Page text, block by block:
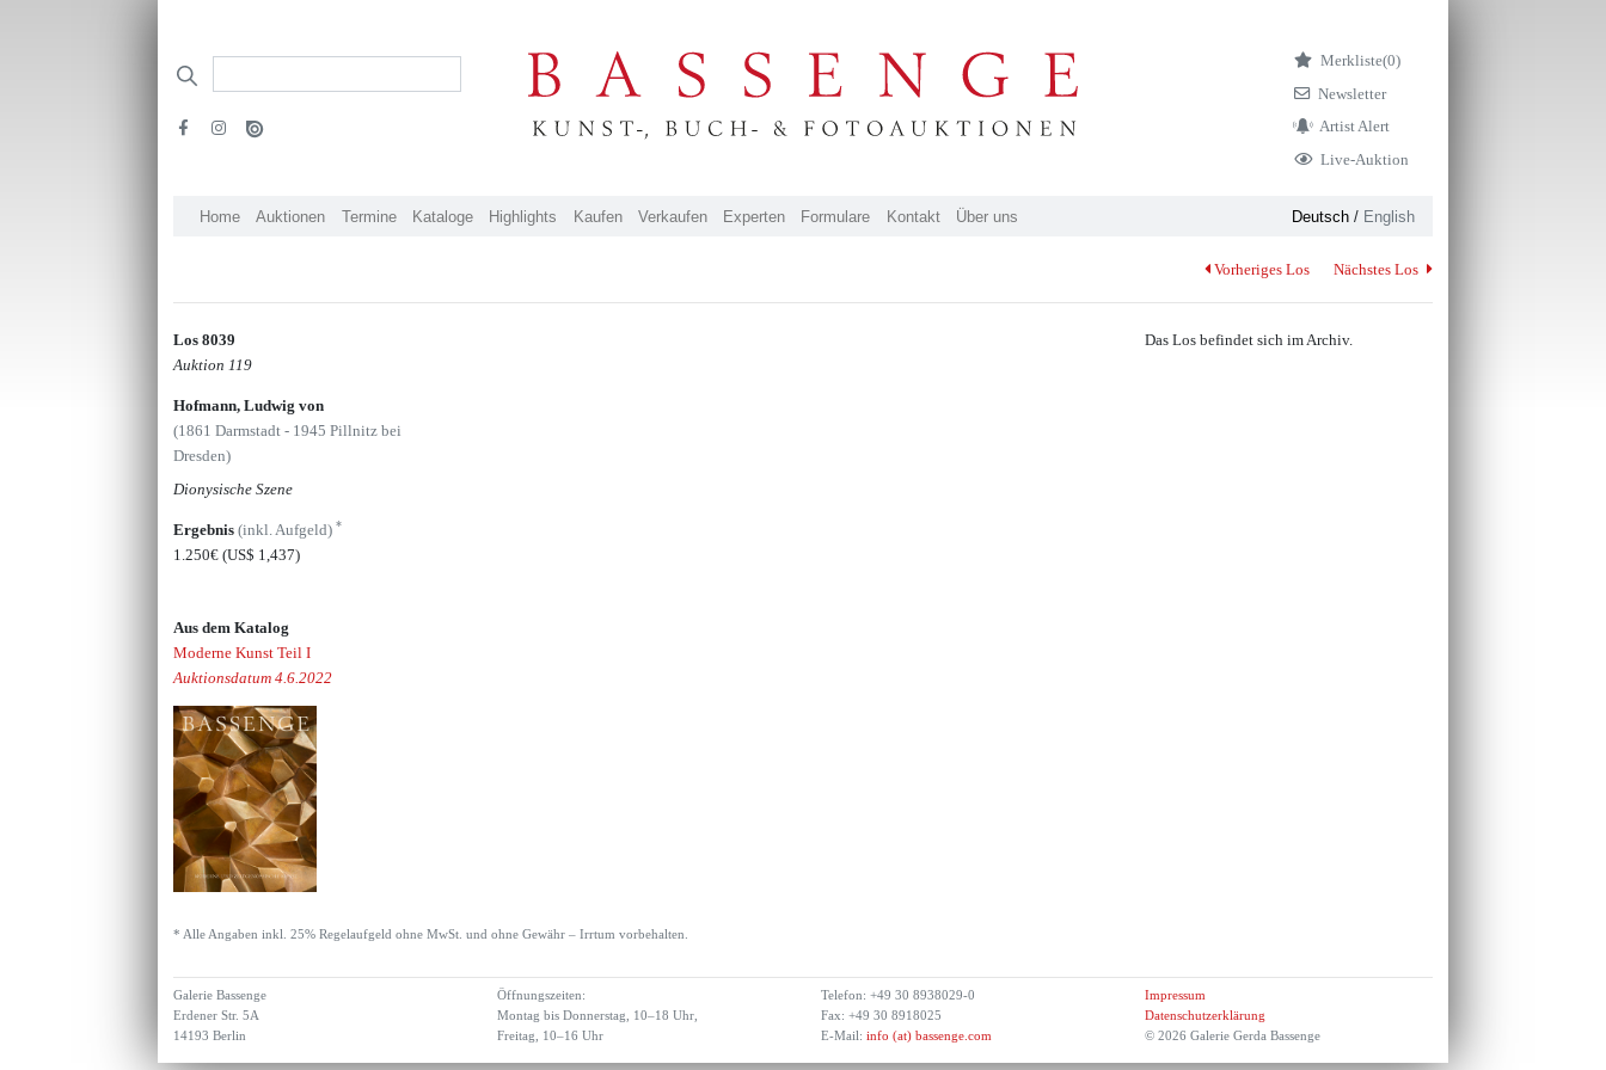
Merkliste(0)
Newsletter
Artist Alert
Live-Auktion
Home Auktionen Termine Kataloge Highlights Kaufen Verkaufen Experten Formulare Kontakt Über uns Deutsch/ English
Vorheriges Los Nächstes Los
Los 8039
Auktion 119
Hofmann, Ludwig von
(1861 Darmstadt - 1945 Pillnitz bei
Dresden)
Dionysische Szene
Ergebnis(inkl. Aufgeld)*
1.250€(US$ 1,437)
Aus dem Katalog
Moderne Kunst Teil I
Auktionsdatum 4.6.2022
Das Los befindet sich im Archiv.
* Alle Angaben inkl. 25% Regelaufgeld ohne MwSt. und ohne Gewähr – Irrtum vorbehalten.
Galerie Bassenge
Erdener Str. 5A
14193 Berlin
Öffnungszeiten:
Montag bis Donnerstag, 10–18 Uhr,
Freitag, 10–16 Uhr
Telefon: +49 30 8938029-0
Fax: +49 30 8918025
E-Mail: info (at) bassenge.com
Impressum
Datenschutzerklärung
© 2026 Galerie Gerda Bassenge